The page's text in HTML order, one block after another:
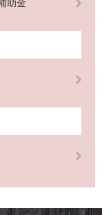
助金